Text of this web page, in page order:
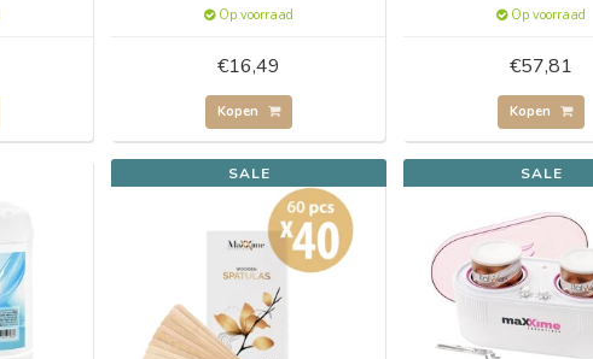
Op voorraad
€16,49
Kopen
Op voorraad
€57,81
Kopen
SALE SALE